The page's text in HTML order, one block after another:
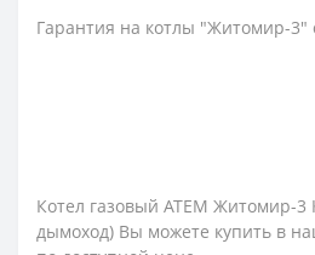
Гарантия на котлы "Житомир-3"
Котел газовый АТЕМ Житомир-3
дымоход) Вы можете купить в